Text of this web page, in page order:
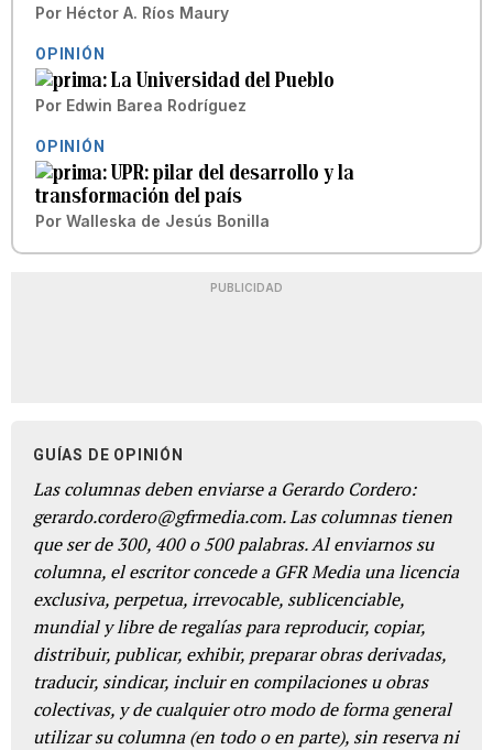
Por Héctor A. Ríos Maury
OPINIÓN
La Universidad del Pueblo
Por Edwin Barea Rodríguez
OPINIÓN
UPR: pilar del desarrollo y la
transformación del país
Por Walleska de Jesús Bonilla
PUBLICIDAD
GUÍAS DE OPINIÓN
Las columnas deben enviarse a Gerardo Cordero:
gerardo.cordero@gfrmedia.com. Las columnas tienen
que ser de 300, 400 o 500 palabras. Al enviarnos su
columna, el escritor concede a GFR Media una licencia
exclusiva, perpetua, irrevocable, sublicenciable,
mundial y libre de regalías para reproducir, copiar,
distribuir, publicar, exhibir, preparar obras derivadas,
traducir, sindicar, incluir en compilaciones u obras
colectivas, y de cualquier otro modo de forma general
utilizar su columna (en todo o en parte), sin reserva ni